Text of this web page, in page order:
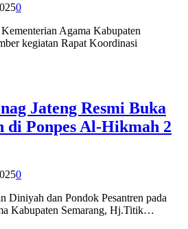
0
Agama Kabupaten
kegiatan Rapat Koordinasi
Jateng Resmi Buka
di Ponpes Al-Hikmah 2
0
Diniyah dan Pondok Pesantren pada
Kabupaten Semarang, Hj.Titik…